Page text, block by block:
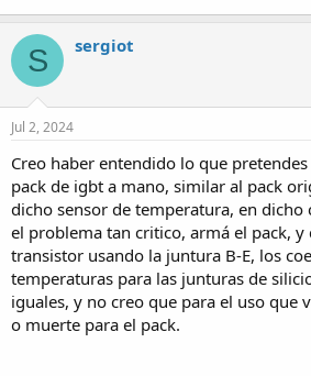
S sergiot
Jul 2, 2024
Creo haber entendido lo que
pack de igbt a mano, similar al pack
dicho sensor de temperatura, en dicho
el problema tan critico, armá el pack,
transistor usando la juntura B-E, los
temperaturas para las junturas de
iguales, y no creo que para el uso que
o muerte para el pack.